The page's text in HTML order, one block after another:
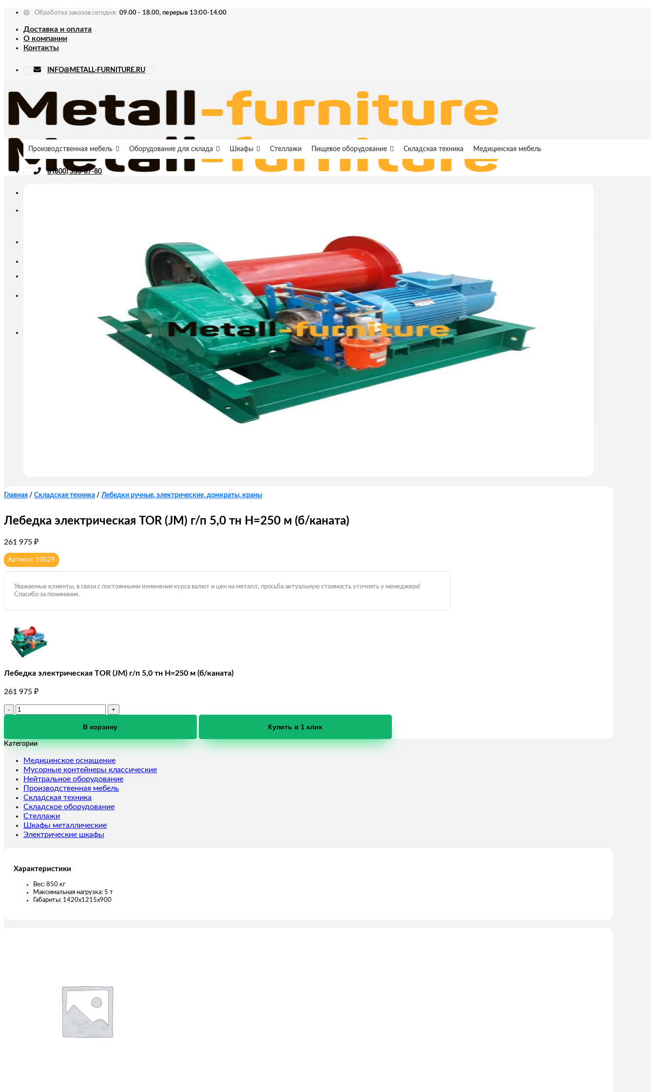
Skip
content
Обработка заказов сегодня: 09.00 - 18.00, перерыв 13:00-14:00
Доставка и оплата
О компании
Контакты
INFO@METALL-FURNITURE.RU
Производственная мебель Оборудование для склада Шкафы Стеллажи Пищевое оборудование Складская техника Медицинская мебель
8 (800) 333-87-80
Главная / Складская техника / Лебедки ручные, электрические, домкраты, краны
Лебедка электрическая TOR (JM) г/п 5,0 тн Н=250 м (б/каната)
261 975 ₽
Артикул: 10029
Уважаемые клиенты, в связи с постоянными изменения курса валют и цен на металл, просьба актуальную стоимость уточнять у менеджера!
Спасибо за понимание.
Лебедка электрическая TOR (JM) г/п 5,0 тн Н=250 м (б/каната)
261 975 ₽
Количество
TOR
г/
п
5,0
тн
Н=250
м
(б/
каната)
В корзину Купить в 1 клик
Категории
Медицинское оснащение
Мусорные контейнеры классические
Нейтральное оборудование
Производственная мебель
Складская техника
Складское оборудование
Стеллажи
Шкафы металлические
Электрические шкафы
Характеристики
Вес: 850 кг
Максимальная нагрузка: 5 т
Габариты: 1420х1215х900